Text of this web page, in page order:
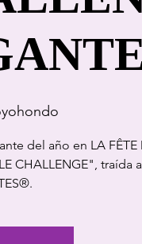
del año en LA FÊTE
CHALLENGE", traída